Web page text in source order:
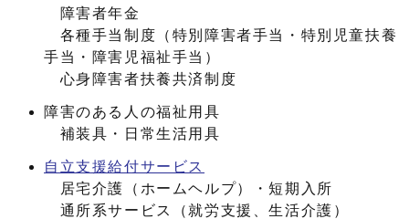
障害者年金
各種手当制度（特別障害者手当・特別児童扶養
手当・障害児福祉手当）
心身障害者扶養共済制度
障害のある人の福祉用具
補装具・日常生活用具
自立支援給付サービス
居宅介護（ホームヘルプ）・短期入所
通所系サービス（就労支援、生活介護）